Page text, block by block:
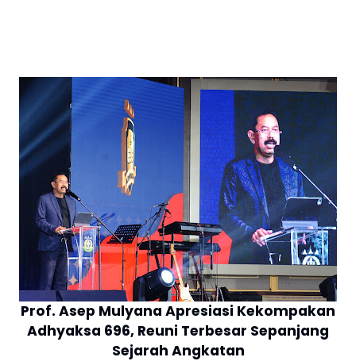
Prof. Asep Mulyana Apresiasi Kekompakan
Adhyaksa 696, Reuni Terbesar Sepanjang
Sejarah Angkatan